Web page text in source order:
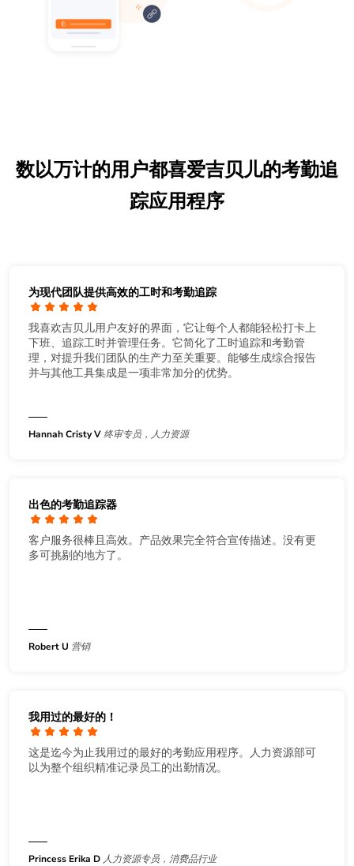
数以万计的用户都喜爱吉贝儿的考勤追
踪应用程序
为现代团队提供高效的工时和考勤追踪
我喜欢吉贝儿用户友好的界面，它让每个人都能轻松打卡上
下班、追踪工时并管理任务。它简化了工时追踪和考勤管
理，对提升我们团队的生产力至关重要。能够生成综合报告
并与其他工具集成是一项非常加分的优势。
Hannah Cristy V终审专员，人力资源
出色的考勤追踪器
客户服务很棒且高效。产品效果完全符合宣传描述。没有更
多可挑剔的地方了。
Robert U 营销
我用过的最好的！
这是迄今为止我用过的最好的考勤应用程序。人力资源部可
以为整个组织精准记录员工的出勤情况。
Princess Erika D 人力资源专员，消费品行业